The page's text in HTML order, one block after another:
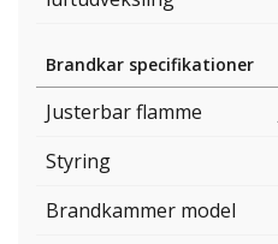
Brandkar specifikationer
Justerbar flamme
Styring
Brandkammer model